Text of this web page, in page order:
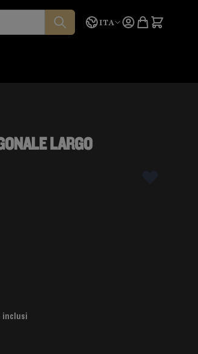
Lingua
ITA Preventivo
LARGO
inclusi